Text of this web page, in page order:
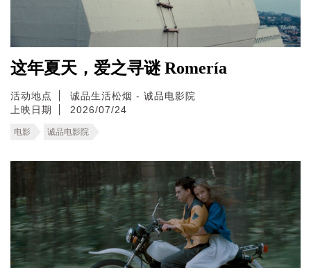
这年夏天，爱之寻谜 Romería
活动地点
诚品生活松烟 - 诚品电影院
上映日期
2026/07/24
电影 诚品电影院